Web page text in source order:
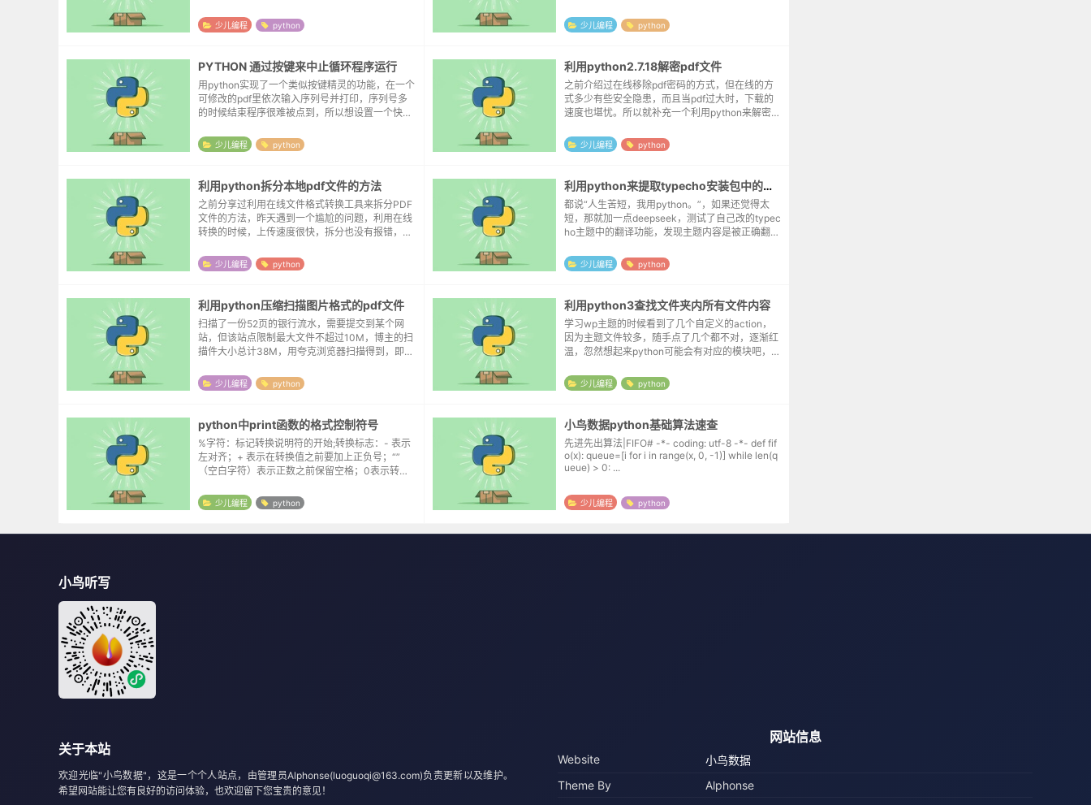
以就想把图片转载到自己的博客上。首先是审查元
素提取图...
少儿编程 python
是一个端口也没有开放：import s...
少儿编程 python
PYTHON 通过按键来中止循环程序运行
用python实现了一个类似按键精灵的功能，在一个
可修改的pdf里依次输入序列号并打印，序列号多
的时候结束程序很难被点到，所以想设置一个快捷
keyboard 库，如果没有的...
少儿编程 python
利用python2.7.18解密pdf文件
之前介绍过在线移除pdf密码的方式，但在线的方
式多少有些安全隐患，而且当pdf过大时，下载的
速度也堪忧。所以就补充一个利用python来解密的
要用到python的PyPDF...
少儿编程 python
利用python拆分本地pdf文件的方法
之前分享过利用在线文件格式转换工具来拆分PDF
文件的方法，昨天遇到一个尴尬的问题，利用在线
转换的时候，上传速度很快，拆分也没有报错，然
怜的30k，这就有点不能忍了。于是在下载进度条
第一次报...
少儿编程 python
利用python来提取typecho安装包中的待翻译项
都说“人生苦短，我用python。”，如果还觉得太
短，那就加一点deepseek，测试了自己改的typec
ho主题中的翻译功能，发现主题内容是被正确翻译
内容分布在typehco系统文件...
少儿编程 python
利用python压缩扫描图片格式的pdf文件
扫描了一份52页的银行流水，需要提交到某个网
站，但该站点限制最大文件不超过10M，博主的扫
描件大小总计38M，用夸克浏览器扫描得到，即便
找过压缩pdf的在线站点，博主在博客内也有提
及，有兴...
少儿编程 python
利用python3查找文件夹内所有文件内容
学习wp主题的时候看到了几个自定义的action，
因为主题文件较多，随手点了几个都不对，逐渐红
温，忽然想起来python可能会有对应的模块吧，毕
西，方便确实是方便，一搜索直接把示例程...
少儿编程 python
python中print函数的格式控制符号
%字符：标记转换说明符的开始;转换标志：- 表示
左对齐；+ 表示在转换值之前要加上正负号；“”
（空白字符）表示正数之前保留空格；0表示转换
字符串至少应该具有该值指定的宽度。如果是*，
则宽...
少儿编程 python
小鸟数据python基础算法速查
先进先出算法|FIFO# -*- coding: utf-8 -*- def fif
o(x): queue=[i for i in range(x, 0, -1)] while len(q
ueue) > 0: ...
少儿编程 python
小鸟听写
关于本站
欢迎光临"小鸟数据"，这是一个个人站点，由管理员Alphonse(luoguoqi@163.com)负责更新以及维护。
希望网站能让您有良好的访问体验，也欢迎留下您宝贵的意见！
网站信息
Website
小鸟数据
Theme By
Alphonse